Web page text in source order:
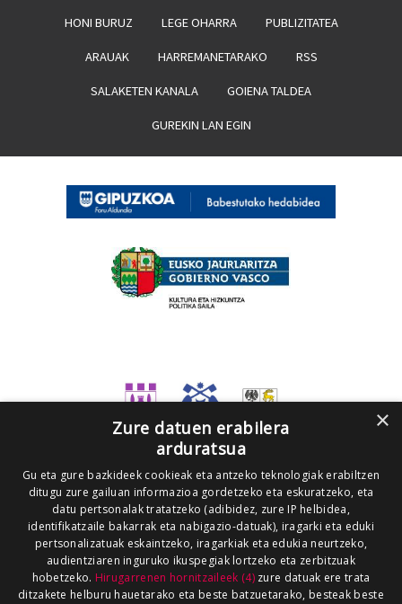
HONI BURUZ LEGE OHARRA PUBLIZITATEA
ARAUAK HARREMANETARAKO RSS
SALAKETEN KANALA GOIENA TALDEA
GUREKIN LAN EGIN
×
Zure datuen erabilera
arduratsua
Gu eta gure bazkideek cookieak eta antzeko teknologiak erabiltzen
ditugu zure gailuan informazioa gordetzeko eta eskuratzeko, eta
datu pertsonalak tratatzeko (adibidez, zure IP helbidea,
identifikatzaile bakarrak eta nabigazio-datuak), iragarki eta eduki
pertsonalizatuak eskaintzeko, iragarkiak eta edukia neurtzeko,
audientziaren inguruko ikuspegiak lortzeko eta zerbitzuak
hobetzeko. Hirugarrenen hornitzaileek (4)zure datuak ere trata
ditzakete helburu hauetarako eta beste batzuetarako, besteak beste